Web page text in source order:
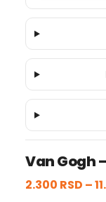
Van Gogh
2.300 RSD –